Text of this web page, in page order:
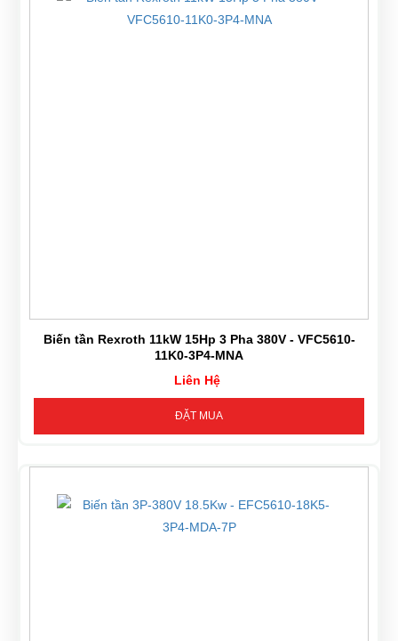
Biến tần Rexroth 11kW 15Hp 3 Pha 380V - VFC5610-
11K0-3P4-MNA
Liên Hệ
ĐẶT MUA